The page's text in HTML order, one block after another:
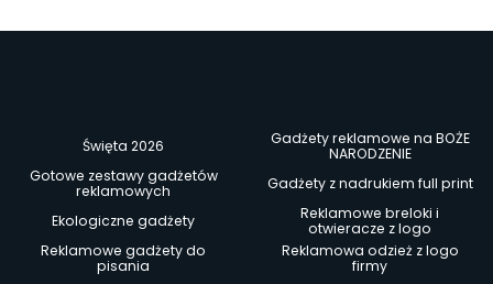
Święta 2026
Gadżety reklamowe na BOŻE
NARODZENIE
Gotowe zestawy gadżetów
reklamowych
Gadżety z nadrukiem full print
Ekologiczne gadżety
Reklamowe breloki i
otwieracze z logo
Reklamowe gadżety do
pisania
Reklamowa odzież z logo
firmy